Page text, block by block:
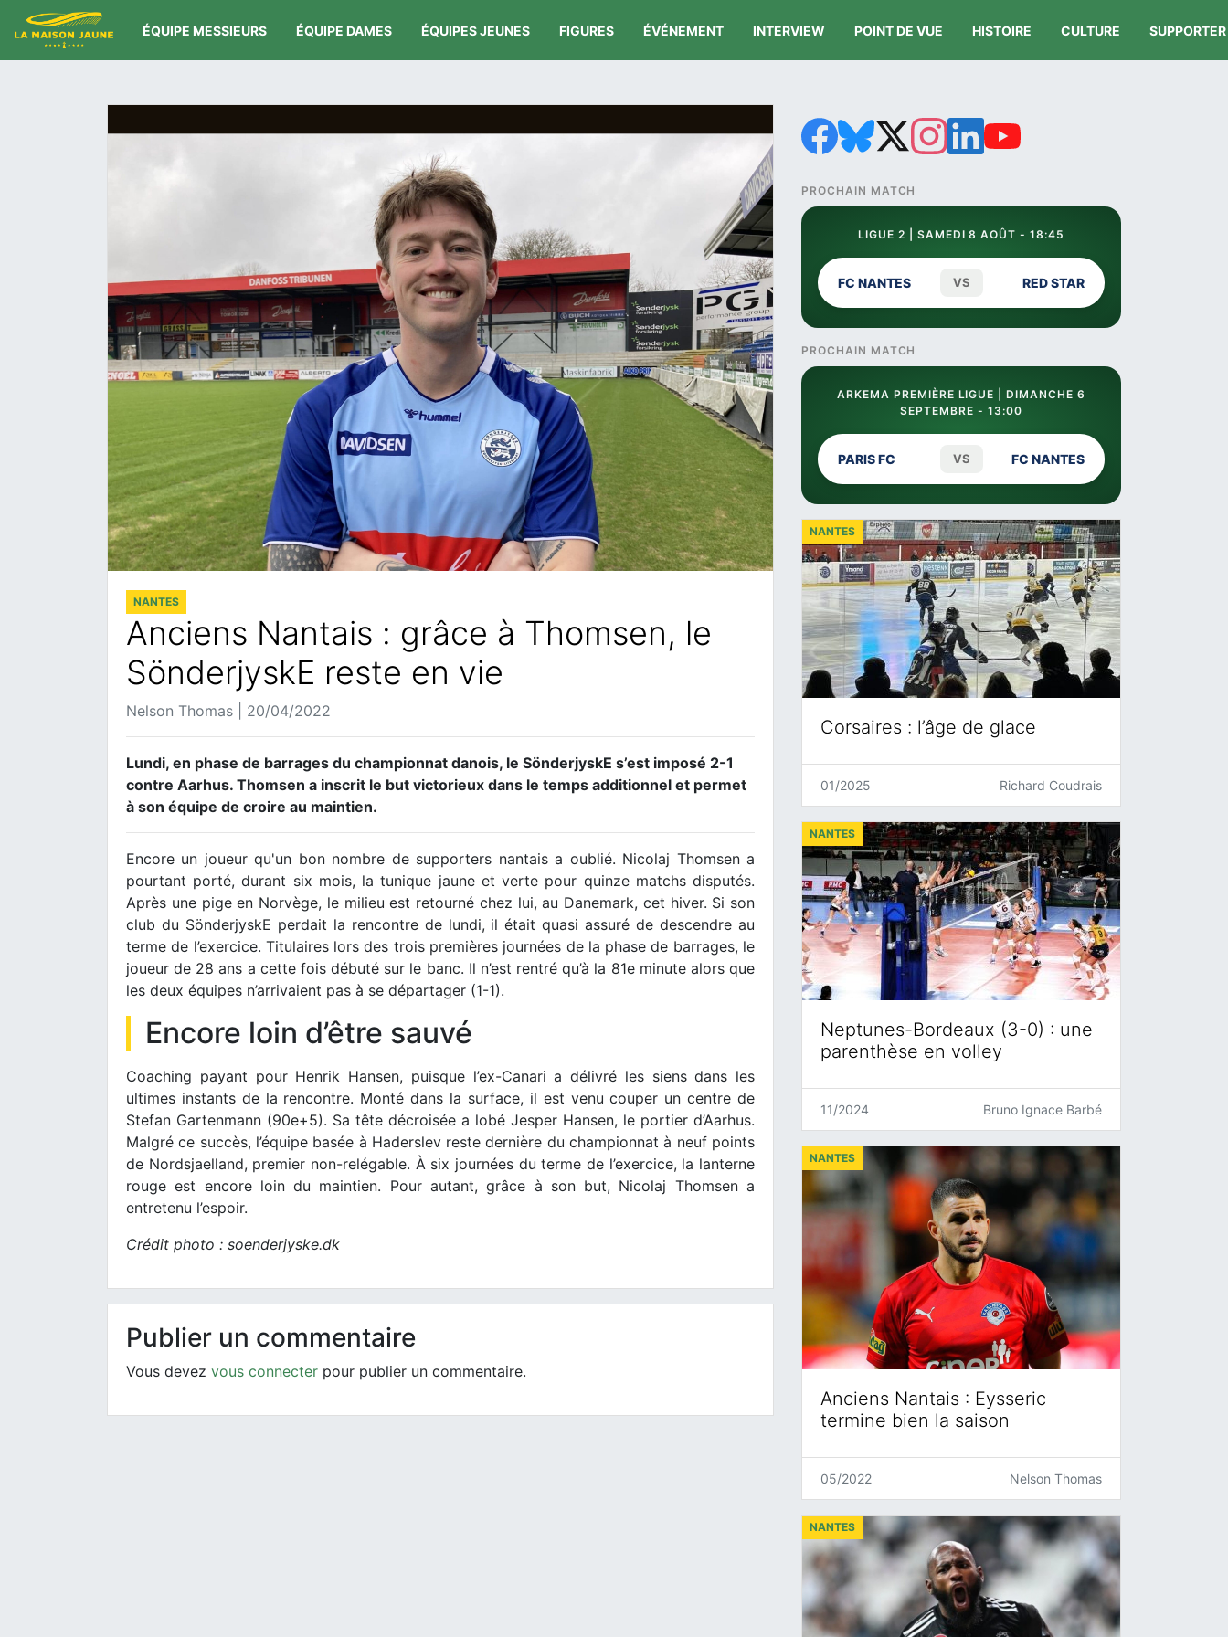
ÉQUIPE MESSIEURS ÉQUIPE DAMES ÉQUIPES JEUNES FIGURES ÉVÉNEMENT INTERVIEW POINT DE VUE HISTOIRE CULTURE SUPPORTER
NANTES
Anciens Nantais : grâce à Thomsen, le
SönderjyskE reste en vie
Nelson Thomas | 20/04/2022
Lundi, en phase de barrages du championnat danois, le SönderjyskE s’est imposé 2-1
contre Aarhus. Thomsen a inscrit le but victorieux dans le temps additionnel et permet
à son équipe de croire au maintien.
Encore un joueur qu'un bon nombre de supporters nantais a oublié. Nicolaj Thomsen a
pourtant porté, durant six mois, la tunique jaune et verte pour quinze matchs disputés.
Après une pige en Norvège, le milieu est retourné chez lui, au Danemark, cet hiver. Si son
club du SönderjyskE perdait la rencontre de lundi, il était quasi assuré de descendre au
terme de l’exercice. Titulaires lors des trois premières journées de la phase de barrages, le
joueur de 28 ans a cette fois débuté sur le banc. Il n’est rentré qu’à la 81e minute alors que
les deux équipes n’arrivaient pas à se départager (1-1).
Encore loin d’être sauvé
Coaching payant pour Henrik Hansen, puisque l’ex-Canari a délivré les siens dans les
ultimes instants de la rencontre. Monté dans la surface, il est venu couper un centre de
Stefan Gartenmann (90e+5). Sa tête décroisée a lobé Jesper Hansen, le portier d’Aarhus.
Malgré ce succès, l’équipe basée à Haderslev reste dernière du championnat à neuf points
de Nordsjaelland, premier non-relégable. À six journées du terme de l’exercice, la lanterne
rouge est encore loin du maintien. Pour autant, grâce à son but, Nicolaj Thomsen a
entretenu l’espoir.
Crédit photo : soenderjyske.dk
Publier un commentaire
Vous devez vous connecter pour publier un commentaire.
PROCHAIN MATCH
LIGUE 2 | SAMEDI 8 AOÛT - 18:45
FC NANTES VS RED STAR
PROCHAIN MATCH
ARKEMA PREMIÈRE LIGUE | DIMANCHE 6
SEPTEMBRE - 13:00
PARIS FC VS FC NANTES
Corsaires : l’âge de glace
NANTES
01/2025 Richard Coudrais
Neptunes-Bordeaux (3-0) : une
parenthèse en volley
NANTES
11/2024 Bruno Ignace Barbé
Anciens Nantais : Eysseric
termine bien la saison
NANTES
05/2022 Nelson Thomas
NANTES